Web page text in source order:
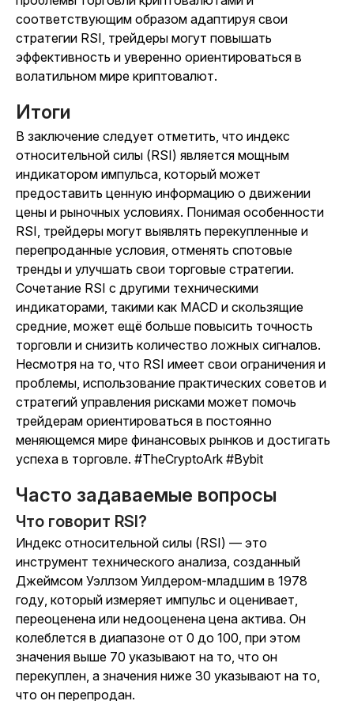
соответствующим образом адаптируя свои
стратегии RSI, трейдеры могут повышать
эффективность и уверенно ориентироваться в
волатильном мире криптовалют.
Итоги
В заключение следует отметить, что индекс
относительной силы (RSI) является мощным
индикатором импульса, который может
предоставить ценную информацию о движении
цены и рыночных условиях. Понимая особенности
RSI, трейдеры могут выявлять перекупленные и
перепроданные условия, отменять спотовые
тренды и улучшать свои торговые стратегии.
Сочетание RSI с другими техническими
индикаторами, такими как MACD и скользящие
средние, может ещё больше повысить точность
торговли и снизить количество ложных сигналов.
Несмотря на то, что RSI имеет свои ограничения и
проблемы, использование практических советов и
стратегий управления рисками может помочь
трейдерам ориентироваться в постоянно
меняющемся мире финансовых рынков и достигать
успеха в торговле. #TheCryptoArk #Bybit
Часто задаваемые вопросы
Что говорит RSI?
Индекс относительной силы (RSI) — это
инструмент технического анализа, созданный
Джеймсом Уэллзом Уилдером-младшим в 1978
году, который измеряет импульс и оценивает,
переоценена или недооценена цена актива. Он
колеблется в диапазоне от 0 до 100, при этом
значения выше 70 указывают на то, что он
перекуплен, а значения ниже 30 указывают на то,
что он перепродан.